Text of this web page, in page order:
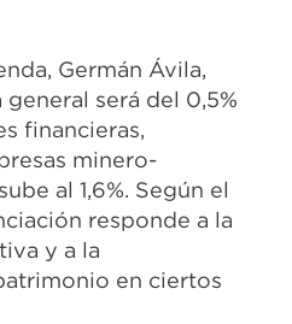
Germán Ávila,
será del 0,5%
financieras,
minero-
al 1,6%. Según el
responde a la
y a la
en ciertos